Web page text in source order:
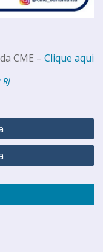
CME – Clique aqui